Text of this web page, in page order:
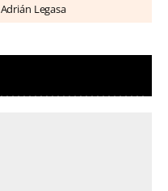
Adrián Legasa